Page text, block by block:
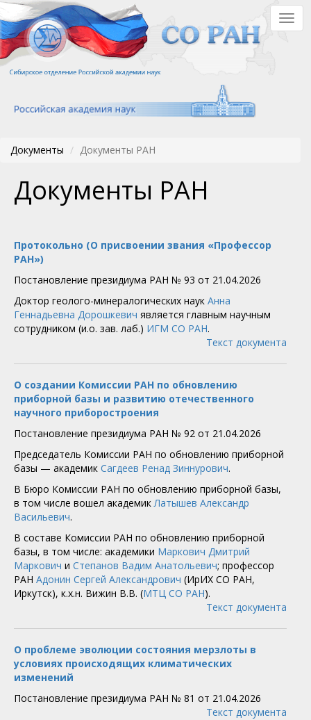
Перейти
к
основному
содержанию
Документы Документы РАН
Документы РАН
Протокольно (О присвоении звания «Профессор
РАН»)
Постановление президиума РАН № 93 от 21.04.2026
Доктор геолого-минералогических наук Анна
Геннадьевна Дорошкевич является главным научным
сотрудником (и.о. зав. лаб.) ИГМ СО РАН.
Текст документа
О создании Комиссии РАН по обновлению
приборной базы и развитию отечественного
научного приборостроения
Постановление президиума РАН № 92 от 21.04.2026
Председатель Комиссии РАН по обновлению приборной
базы — академик Сагдеев Ренад Зиннурович.
В Бюро Комиссии РАН по обновлению приборной базы,
в том числе вошел академикЛатышев Александр
Васильевич.
В составе Комиссии РАН по обновлению приборной
базы, в том числе: академики Маркович Дмитрий
Маркович и Степанов Вадим Анатольевич; профессор
РАН Адонин Сергей Александрович (ИрИХ СО РАН,
Иркутск), к.х.н. Вижин В.В. (МТЦ СО РАН).
Текст документа
О проблеме эволюции состояния мерзлоты в
условиях происходящих климатических
изменений
Постановление президиума РАН № 81 от 21.04.2026
Текст документа